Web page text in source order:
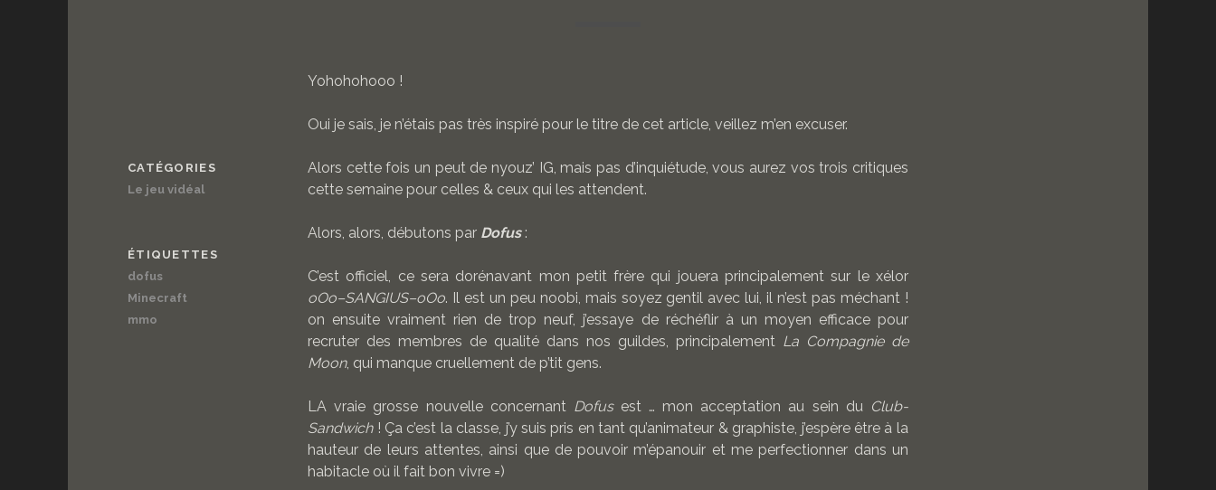
Yohohohooo !
Oui je sais, je n’étais pas très inspiré pour le titre de cet article, veillez m’en excuser.
Alors cette fois un peut de nyouz’ IG, mais pas d’inquiétude, vous aurez vos trois critiques
cette semaine pour celles & ceux qui les attendent.
Alors, alors, débutons par Dofus :
C’est officiel, ce sera dorénavant mon petit frère qui jouera principalement sur le xélor
oOo–SANGIUS–oOo. Il est un peu noobi, mais soyez gentil avec lui, il n’est pas méchant !
on ensuite vraiment rien de trop neuf, j’essaye de réchéflir à un moyen efficace pour
recruter des membres de qualité dans nos guildes, principalement La Compagnie de
Moon, qui manque cruellement de p’tit gens.
LA vraie grosse nouvelle concernant Dofusest … mon acceptation au sein du Club-
Sandwich! Ça c’est la classe, j’y suis pris en tant qu’animateur & graphiste, j’espère être à la
hauteur de leurs attentes, ainsi que de pouvoir m’épanouir et me perfectionner dans un
habitacle où il fait bon vivre =)
CATÉGORIES
Le jeu vidéal
ÉTIQUETTES
dofus
Minecraft
mmo